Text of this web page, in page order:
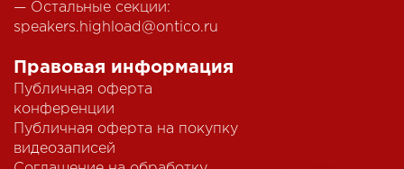
— Остальные секции:
speakers.highload@ontico.ru
Правовая информация
Публичная оферта
конференции
Публичная оферта на покупку
видеозаписей